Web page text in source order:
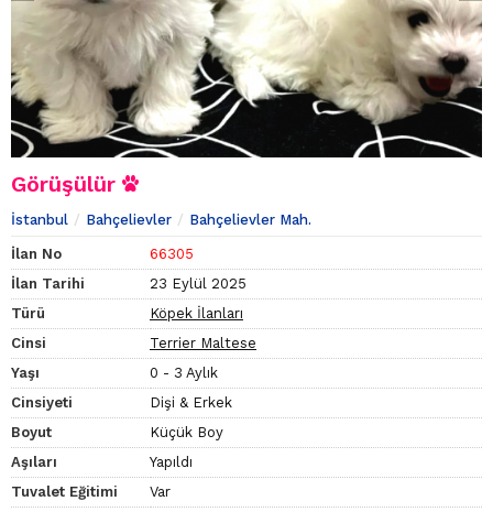
Görüşülür
İstanbul Bahçelievler Bahçelievler Mah.
İlan No
66305
İlan Tarihi
23 Eylül 2025
Türü
Köpek İlanları
Cinsi
Terrier Maltese
Yaşı
0 - 3 Aylık
Cinsiyeti
Dişi & Erkek
Boyut
Küçük Boy
Aşıları
Yapıldı
Tuvalet Eğitimi
Var